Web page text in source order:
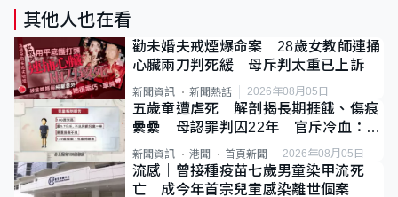
其他人也在看
勸未婚夫戒煙爆命案 28歲女教師連捅
心臟兩刀判死緩 母斥判太重已上訴
新聞資訊 新聞熱話 2026年08月05日
五歲童遭虐死｜解剖揭長期捱餓、傷痕
纍纍 母認罪判囚22年 官斥冷血：同
類案最惡劣
新聞資訊 港聞 首頁新聞 2026年08月05日
流感｜曾接種疫苗七歲男童染甲流死
亡 成今年首宗兒童感染離世個案